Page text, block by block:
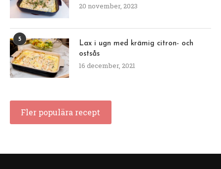
20 november, 2023
5
Lax i ugn med krämig citron- och
ostsås
16 december, 2021
Fler populära recept